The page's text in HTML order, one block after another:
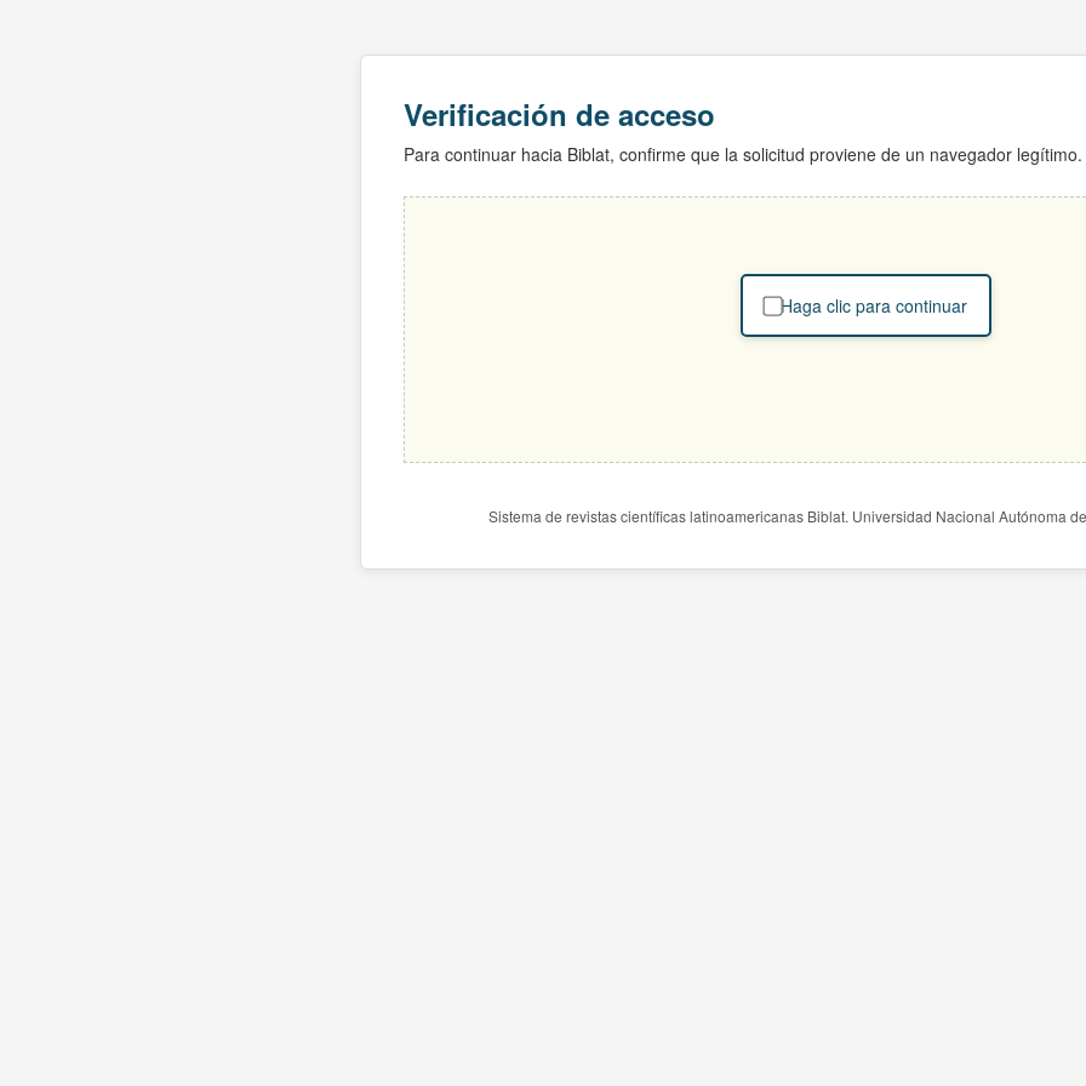
Verificación de acceso
Para continuar hacia Biblat, confirme que la solicitud proviene de un navegador legítimo.
Haga clic para continuar
Sistema de revistas científicas latinoamericanas Biblat. Universidad Nacional Autónoma